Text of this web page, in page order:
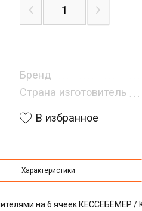
Бренд
Страна изготовитель
В избранное
Характеристики
на 6 ячеек КЕССЕБЁМЕР /